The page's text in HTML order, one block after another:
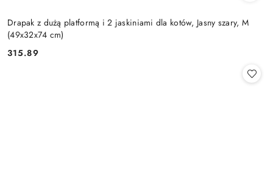
Drapak z dużą platformą i 2 jaskiniami dla kotów, Jasny szary, M
(49x32x74 cm)
Cena:
315.89